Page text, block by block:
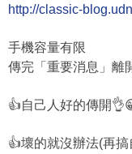
http://classic-
手機容量有限
傳完「重要消息」離
👍自己人好的傳開
👍壞的就沒辦法(再